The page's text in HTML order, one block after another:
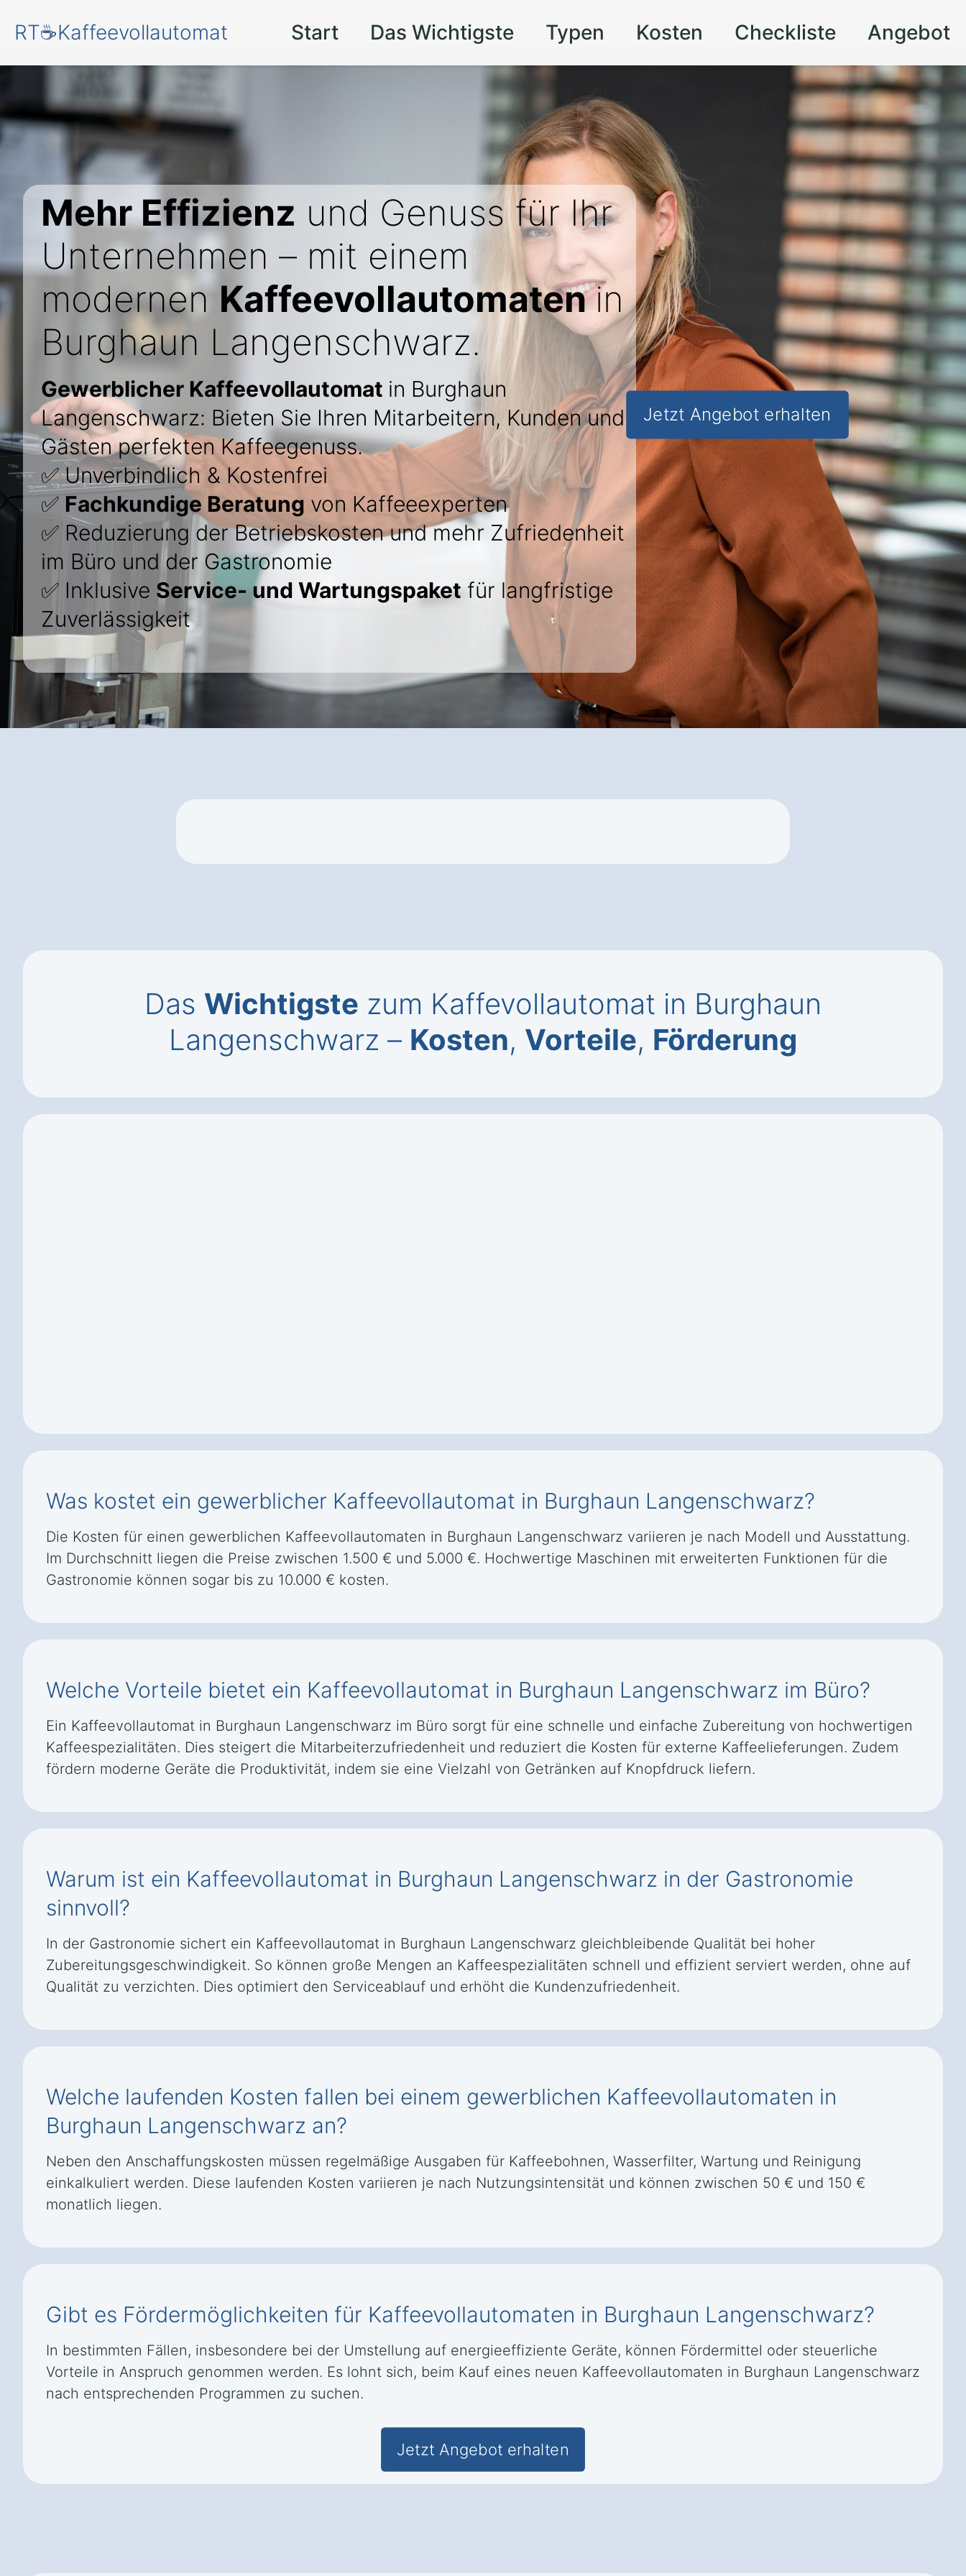
RT☕Kaffeevollautomat Start Das Wichtigste Typen Kosten Checkliste Angebot
Mehr Effizienz und Genuss für Ihr
Unternehmen – mit einem
modernenKaffeevollautomatenin
Burghaun Langenschwarz.
Gewerblicher Kaffeevollautomat in Burghaun
Langenschwarz: Bieten Sie Ihren Mitarbeitern, Kunden und
Gästen perfekten Kaffeegenuss.
✅ Unverbindlich & Kostenfrei
✅ Fachkundige Beratung von Kaffeeexperten
✅ Reduzierung der Betriebskosten und mehr Zufriedenheit
im Büro und der Gastronomie
✅ Inklusive Service- und Wartungspaketfür langfristige
Zuverlässigkeit
Jetzt Angebot erhalten
Das Wichtigste zum Kaffevollautomat in Burghaun
Langenschwarz – Kosten, Vorteile, Förderung
Was kostet ein gewerblicher Kaffeevollautomat in Burghaun Langenschwarz?
Die Kosten für einen gewerblichen Kaffeevollautomaten in Burghaun Langenschwarz variieren je nach Modell und Ausstattung.
Im Durchschnitt liegen die Preise zwischen 1.500 € und 5.000 €. Hochwertige Maschinen mit erweiterten Funktionen für die
Gastronomie können sogar bis zu 10.000 € kosten.
Welche Vorteile bietet ein Kaffeevollautomat in Burghaun Langenschwarz im Büro?
Ein Kaffeevollautomat in Burghaun Langenschwarz im Büro sorgt für eine schnelle und einfache Zubereitung von hochwertigen
Kaffeespezialitäten. Dies steigert die Mitarbeiterzufriedenheit und reduziert die Kosten für externe Kaffeelieferungen. Zudem
fördern moderne Geräte die Produktivität, indem sie eine Vielzahl von Getränken auf Knopfdruck liefern.
Warum ist ein Kaffeevollautomat in Burghaun Langenschwarz in der Gastronomie
sinnvoll?
In der Gastronomie sichert ein Kaffeevollautomat in Burghaun Langenschwarz gleichbleibende Qualität bei hoher
Zubereitungsgeschwindigkeit. So können große Mengen an Kaffeespezialitäten schnell und effizient serviert werden, ohne auf
Qualität zu verzichten. Dies optimiert den Serviceablauf und erhöht die Kundenzufriedenheit.
Welche laufenden Kosten fallen bei einem gewerblichen Kaffeevollautomaten in
Burghaun Langenschwarz an?
Neben den Anschaffungskosten müssen regelmäßige Ausgaben für Kaffeebohnen, Wasserfilter, Wartung und Reinigung
einkalkuliert werden. Diese laufenden Kosten variieren je nach Nutzungsintensität und können zwischen 50 € und 150 €
monatlich liegen.
Gibt es Fördermöglichkeiten für Kaffeevollautomaten in Burghaun Langenschwarz?
In bestimmten Fällen, insbesondere bei der Umstellung auf energieeffiziente Geräte, können Fördermittel oder steuerliche
Vorteile in Anspruch genommen werden. Es lohnt sich, beim Kauf eines neuen Kaffeevollautomaten in Burghaun Langenschwarz
nach entsprechenden Programmen zu suchen.
Jetzt Angebot erhalten